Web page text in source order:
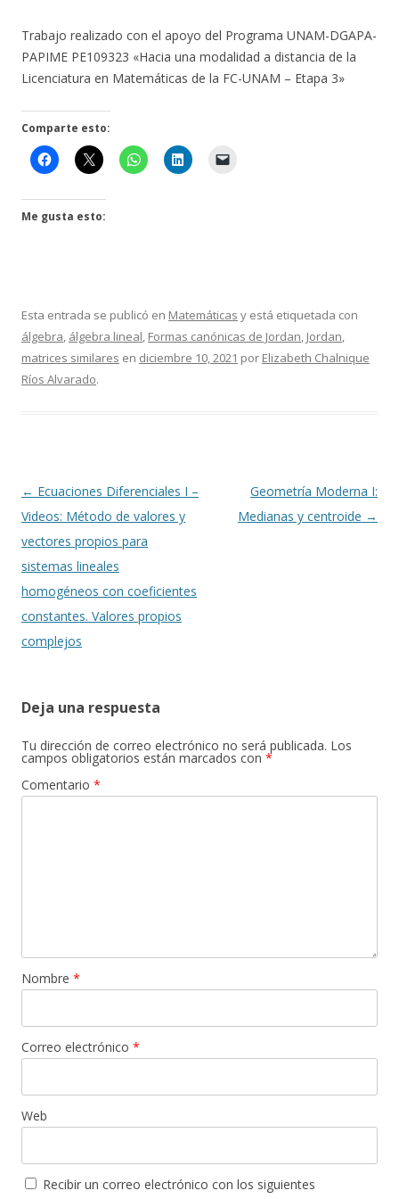
Trabajo realizado con el apoyo del Programa UNAM-DGAPA-
PAPIME PE109323 «Hacia una modalidad a distancia de la
Licenciatura en Matemáticas de la FC-UNAM – Etapa 3»
Comparte esto:
Me gusta esto:
Esta entrada se publicó en Matemáticas y está etiquetada con
álgebra álgebra lineal Formas canónicas de Jordan Jordan
matrices similares en diciembre 10, 2021 por Elizabeth Chalnique
Ríos Alvarado.
Navegación
de
entradas
← Ecuaciones Diferenciales I –
Videos: Método de valores y
vectores propios para
sistemas lineales
homogéneos con coeficientes
constantes. Valores propios
complejos
Geometría Moderna I:
Medianas y centroide →
Deja una respuesta
Tu dirección de correo electrónico no será publicada. Los
campos obligatorios están marcados con *
Comentario *
Nombre *
Correo electrónico *
Web
Recibir un correo electrónico con los siguientes